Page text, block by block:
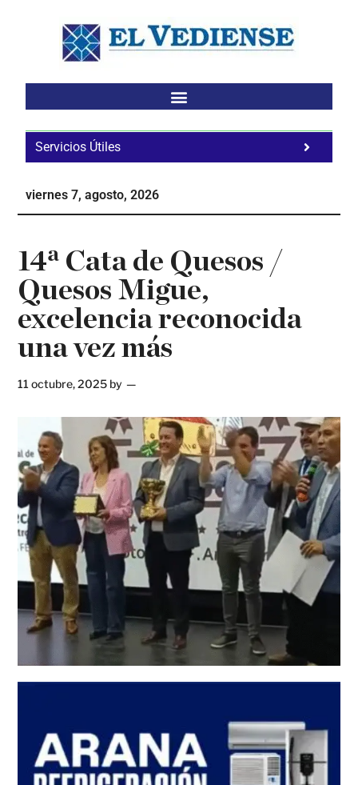
principal
Servicios Útiles
viernes 7, agosto, 2026
14ª Cata de Quesos /
Quesos Migue,
excelencia reconocida
una vez más
11 octubre, 2025 by